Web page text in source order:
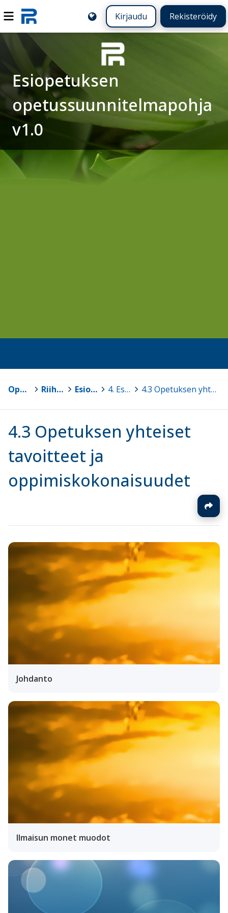
Kirjaudu Rekisteröidy
Esiopetuksen
opetussuunnitelmapohja
v1.0
Opetussuunnitelmat > Riihimäen seudun OPS 2016 > Esiopetuksen opetussuunnitelmapohja v1.0> 4. Esiopetuksen toteuttamisen periaatteet > 4.3 Opetuksen yhteiset tavoitteet ja oppimiskokonaisuudet
4.3 Opetuksen yhteiset
tavoitteet ja
oppimiskokonaisuudet
Johdanto
Ilmaisun monet muodot